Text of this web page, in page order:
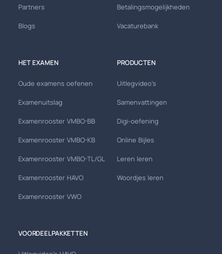
Partners
Blogs
Betalingsmogelijkheden
Vacaturebank
HET EXAMEN
Oude examens oefenen
Examenuitslag
Examenrooster VMBO-BB
Examenrooster VMBO-KB
Examenrooster VMBO-TL/GL
Examenrooster HAVO
Examenrooster VWO
PRODUCTEN
Uitlegvideo's
Samenvattingen
Digi-oefening
Online Bijles
Leren leren
Woordjes leren
VOORDEELPAKKETTEN